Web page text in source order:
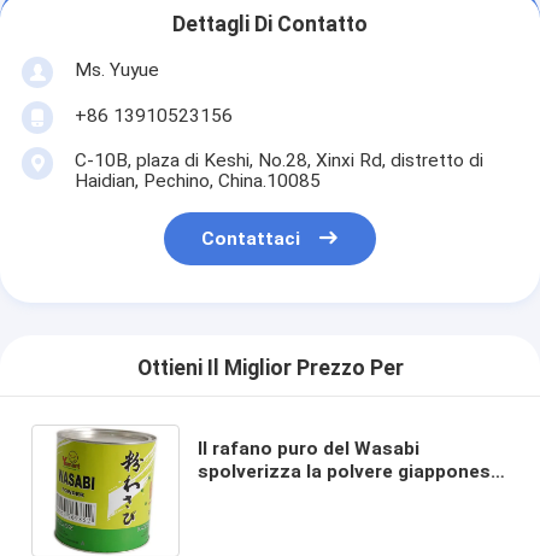
Dettagli Di Contatto
Ms. Yuyue
+86 13910523156
C-10B, plaza di Keshi, No.28, Xinxi Rd, distretto di
Haidian, Pechino, China.10085
Contattaci
Ottieni Il Miglior Prezzo Per
Il rafano puro del Wasabi
spolverizza la polvere giapponese